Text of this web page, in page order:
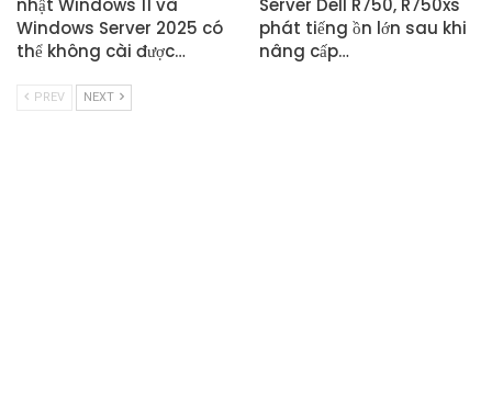
nhật Windows 11 và
Windows Server 2025 có
thể không cài được…
Server Dell R750, R750xs
phát tiếng ồn lớn sau khi
nâng cấp…
PREV NEXT